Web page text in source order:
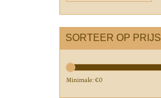
SORTEER OP PRIJS
Minimale: €0